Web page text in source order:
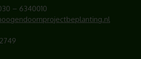
– 6340010